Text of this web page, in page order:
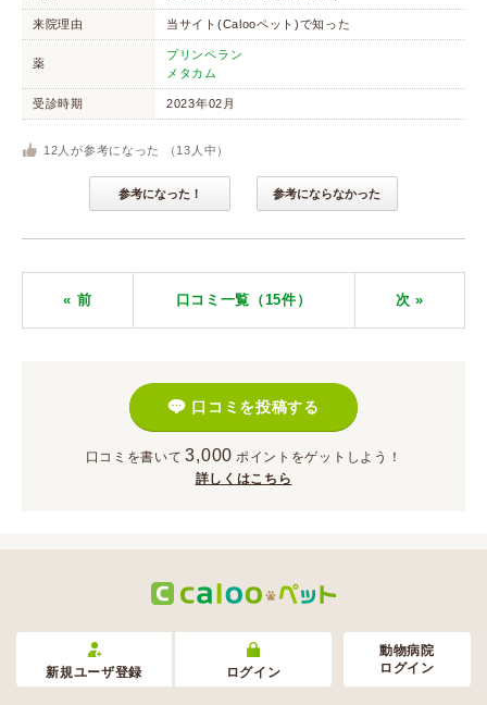
来院理由 当サイト(Calooペット)で知った
薬
プリンペラン
メタカム
受診時期 2023年02月
12 人が参考になった （ 13 人中）
参考になった！ 参考にならなかった
« 前 口コミ一覧（15件） 次 »
口コミを投稿する
口コミを書いて 3,000 ポイント をゲットしよう！
詳しくはこちら
新規ユーザ登録 ログイン
動物病院
ログイン